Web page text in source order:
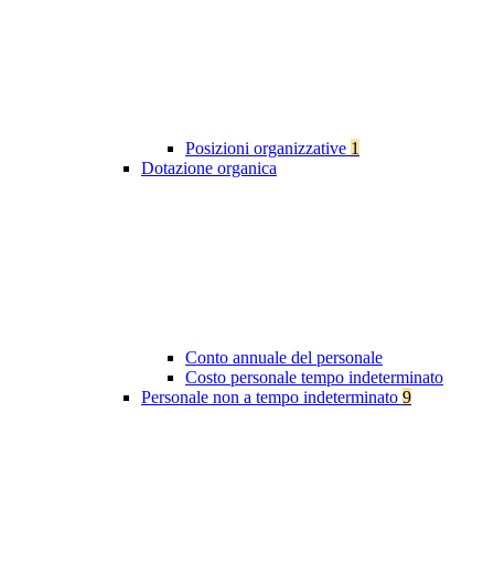
Posizioni organizzative 1
Dotazione organica
Conto annuale del personale
Costo personale tempo indeterminato
Personale non a tempo indeterminato 9